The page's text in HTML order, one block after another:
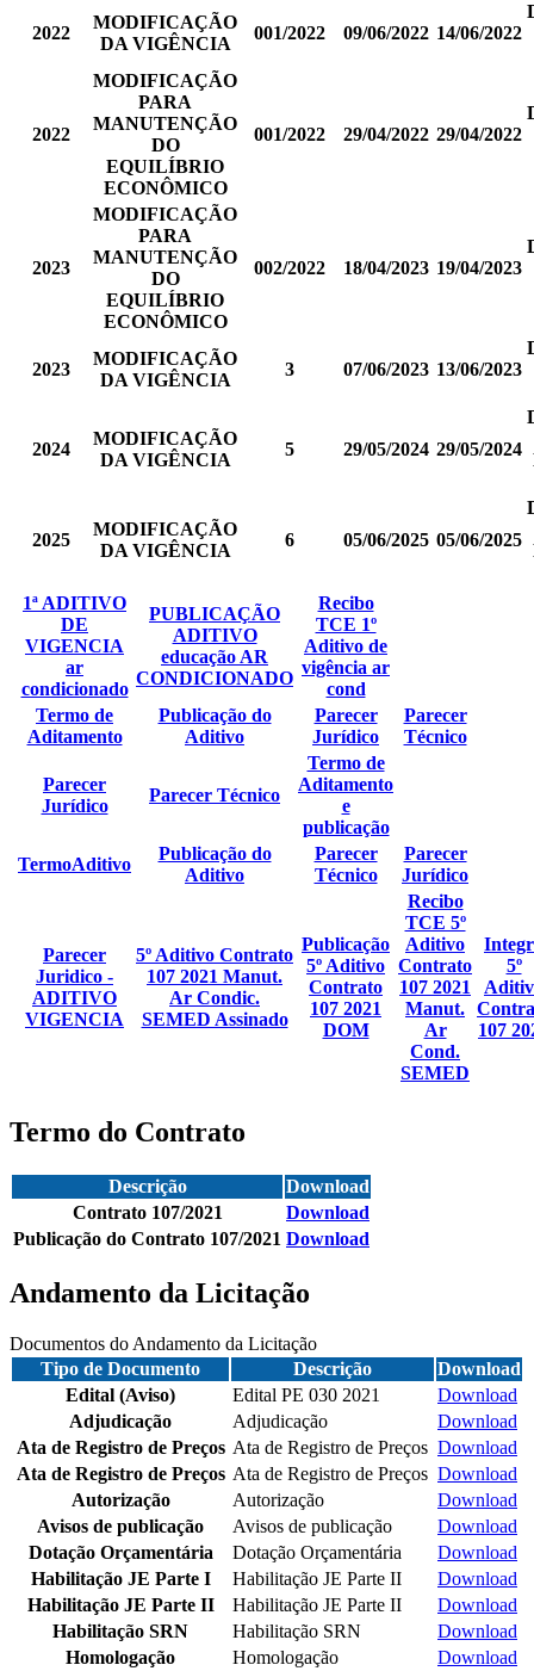
2022
MODIFICAÇÃO
DA VIGÊNCIA
001/2022 09/06/2022 14/06/2022
2022
MODIFICAÇÃO
PARA
MANUTENÇÃO
DO
EQUILÍBRIO
ECONÔMICO
001/2022 29/04/2022 29/04/2022
2023
MODIFICAÇÃO
PARA
MANUTENÇÃO
DO
EQUILÍBRIO
ECONÔMICO
002/2022 18/04/2023 19/04/2023
2023
MODIFICAÇÃO
DA VIGÊNCIA
3 07/06/2023 13/06/2023
2024
MODIFICAÇÃO
DA VIGÊNCIA
5 29/05/2024 29/05/2024
2025
MODIFICAÇÃO
DA VIGÊNCIA
6 05/06/2025 05/06/2025
1ª ADITIVO
DE
VIGENCIA
ar
condicionado
PUBLICAÇÃO
ADITIVO
educação AR
CONDICIONADO
Recibo
TCE 1º
Aditivo de
vigência ar
cond
Termo de
Aditamento
Publicação do
Aditivo
Parecer
Jurídico
Parecer
Técnico
Parecer
Jurídico
Parecer Técnico
Termo de
Aditamento
e
publicação
TermoAditivo
Publicação do
Aditivo
Parecer
Técnico
Parecer
Jurídico
Parecer
Juridico -
ADITIVO
VIGENCIA
5º Aditivo Contrato
107 2021 Manut.
Ar Condic.
SEMED Assinado
Publicação
5º Aditivo
Contrato
107 2021
DOM
Recibo
TCE 5º
Aditivo
Contrato
107 2021
Manut.
Ar
Cond.
SEMED
5º
107
Termo do Contrato
Descrição
Download
Contrato 107/2021
Download
Publicação do Contrato 107/2021 Download
Andamento da Licitação
Documentos do Andamento da Licitação
Tipo de Documento
Descrição
Download
Edital (Aviso)
Edital PE 030 2021
Download
Adjudicação
Adjudicação
Download
Ata de Registro de Preços Ata de Registro de Preços Download
Ata de Registro de Preços Ata de Registro de Preços Download
Autorização
Autorização
Download
Avisos de publicação
Avisos de publicação
Download
Dotação Orçamentária
Dotação Orçamentária
Download
Habilitação JE Parte I
Habilitação JE Parte II
Download
Habilitação JE Parte II
Habilitação JE Parte II
Download
Habilitação SRN
Habilitação SRN
Download
Homologação
Homologação Download